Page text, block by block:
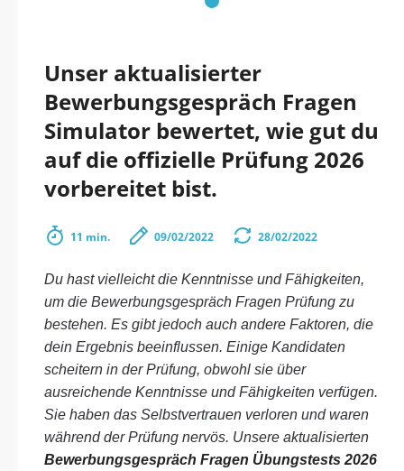
Unser aktualisierter
Bewerbungsgespräch Fragen
Simulator bewertet, wie gut du
auf die offizielle Prüfung 2026
vorbereitet bist.
11 min. 09/02/2022 28/02/2022
Du hast vielleicht die Kenntnisse und Fähigkeiten,
um die Bewerbungsgespräch Fragen Prüfung zu
bestehen. Es gibt jedoch auch andere Faktoren, die
dein Ergebnis beeinflussen. Einige Kandidaten
scheitern in der Prüfung, obwohl sie über
ausreichende Kenntnisse und Fähigkeiten verfügen.
Sie haben das Selbstvertrauen verloren und waren
während der Prüfung nervös. Unsere aktualisierten
Bewerbungsgespräch Fragen Übungstests 2026